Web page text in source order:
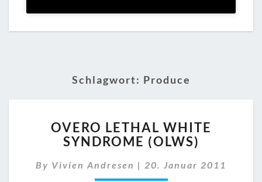
Schlagwort: Produce
LETHAL
WHITE
(OLWS)
OVERO LETHAL WHITE
SYNDROME (OLWS)
By Vivien Andresen | 20. Januar 2011